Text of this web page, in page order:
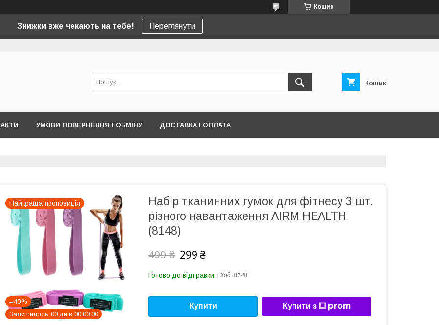
Кошик
Знижки вже чекають на тебе! Переглянути
Кошик
УМОВИ ПОВЕРНЕННЯ І ОБМІНУ ДОСТАВКА І ОПЛАТА
Найкраща пропозиція
–40%
Залишилось 00 днів 00 00 00
Набір тканинних гумок для фітнесу 3 шт.
різного навантаження AIRM HEALTH
(8148)
499 ₴ 299 ₴
Готово до відправки Код: 8148
Купити Купити з